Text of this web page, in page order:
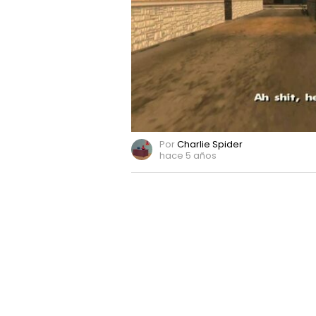
GTA:
San
Andreas
PorCharlie Spider
hace 5 años